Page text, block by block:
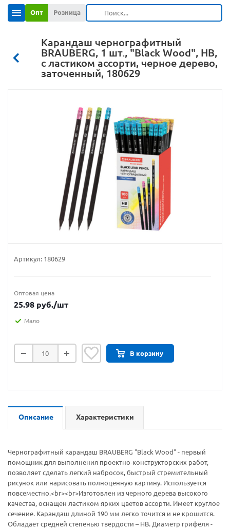
Опт Розница
Карандаш чернографитный
BRAUBERG, 1 шт., "Black Wood", НВ,
с ластиком ассорти, черное дерево,
заточенный, 180629
Артикул: 180629
Оптовая цена
25.98 руб./шт
Мало
В корзину
Описание Характеристики
Чернографитный карандаш BRAUBERG "Black Wood" - первый
помощник для выполнения проектно-конструкторских работ,
позволяет сделать легкий набросок, быстрый стремительный
рисунок или нарисовать полноценную картину. Используется
повсеместно.<br><br>Изготовлен из черного дерева высокого
качества, оснащен ластиком ярких цветов ассорти. Имеет круглое
сечение. Карандаш длиной 190 мм легко точится и не крошится.
Обладает средней степенью твердости – HB. Диаметр грифеля -